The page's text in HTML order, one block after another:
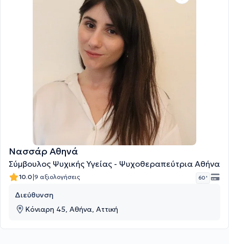
Νασσάρ Αθηνά
Σύμβουλος Ψυχικής Υγείας - Ψυχοθεραπεύτρια Αθήνα
10.0|9 αξιολογήσεις 60 '
Διεύθυνση
Κόνιαρη 45, Αθήνα, Αττική